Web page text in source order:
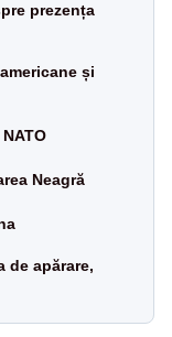
prezența
și
Neagră
de apărare,